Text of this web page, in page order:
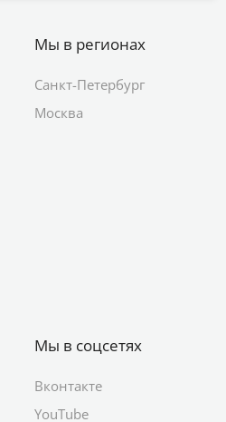
Мы в регионах
Санкт-Петербург
Москва
Мы в соцсетях
Вконтакте
YouTube